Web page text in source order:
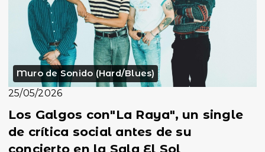
Muro de Sonido (Hard/Blues)
25/05/2026
Los Galgos con"La Raya", un single
de crítica social antes de su
concierto en la Sala El Sol